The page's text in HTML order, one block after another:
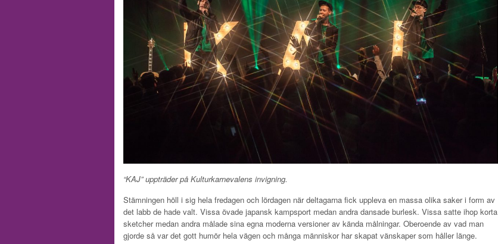
“KAJ” uppträder på Kulturkarnevalens invigning.
Stämningen höll i sig hela fredagen och lördagen när deltagarna fick uppleva en massa olika saker i form av
det labb de hade valt. Vissa övade japansk kampsport medan andra dansade burlesk. Vissa satte ihop korta
sketcher medan andra målade sina egna moderna versioner av kända målningar. Oberoende av vad man
gjorde så var det gott humör hela vägen och många människor har skapat vänskaper som håller länge.